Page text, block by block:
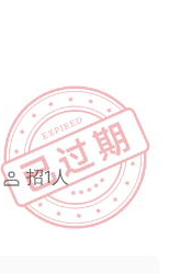
招1人